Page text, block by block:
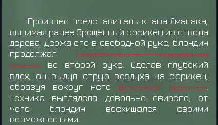
Произнес представитель клана Яманака,
вынимая ранее брошенный сюрикен из ствола
дерева. Держа его в свободной руке, блондин
продолжалподдерживать вакуумный
клинокво второй руке. Сделав глубокий
вдох, он выдул струю воздуха на сюрикен,
образуя вокруг неговетряной сюрикен.
Техника выглядела довольно свирепо, от
чего блондин восхищался своими
возможностями.